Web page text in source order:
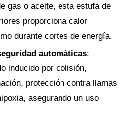
gas o aceite, esta estufa de
proporciona calor
durante cortes de energía.
automáticas:
inducido por colisión,
protección contra llamas
asegurando un uso